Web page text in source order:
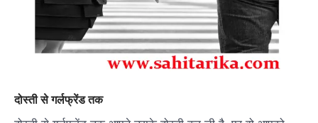
दोस्ती से गर्लफ्रेंड तक